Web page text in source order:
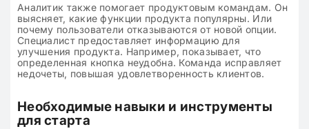
Аналитик также помогает продуктовым командам. Он
выясняет, какие функции продукта популярны. Или
почему пользователи отказываются от новой опции.
Специалист предоставляет информацию для
улучшения продукта. Например, показывает, что
определенная кнопка неудобна. Команда исправляет
недочеты, повышая удовлетворенность клиентов.
Необходимые навыки и инструменты
для старта